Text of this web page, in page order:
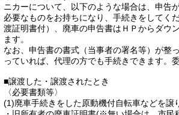
ニカーについて、以下のような場合は、申告
必要なものをお持ちになり、手続きをしてく
渡証明書付）、廃車の申告書はＨＰからダウ
ます。
なお、申告書の書式（当事者の署名等）が整
っていれば、代理の方でも手続きできます。
■譲渡した・譲渡されたとき
〈必要書類等〉
(1)廃車手続きをした原動機付自転車などを譲